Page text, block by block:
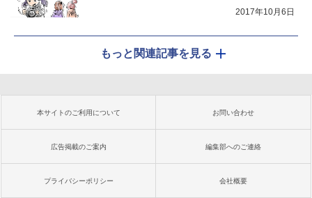
2017年10月6日
もっと関連記事を見る
本サイトのご利用について お問い合わせ
広告掲載のご案内 編集部へのご連絡
プライバシーポリシー 会社概要